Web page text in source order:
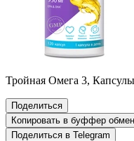
Тройная Омега 3,
Поделиться
Копировать в буффер
Поделиться в Telegram